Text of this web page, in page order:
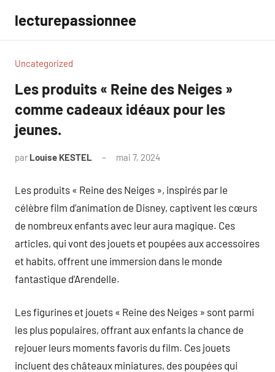
contenu
lecturepassionnee
Uncategorized
Les produits « Reine des Neiges »
comme cadeaux idéaux pour les
jeunes.
par Louise KESTEL mai 7, 2024
Les produits « Reine des Neiges », inspirés par le
célèbre film d’animation de Disney, captivent les cœurs
de nombreux enfants avec leur aura magique. Ces
articles, qui vont des jouets et poupées aux accessoires
et habits, offrent une immersion dans le monde
fantastique d’Arendelle.
Les figurines et jouets « Reine des Neiges » sont parmi
les plus populaires, offrant aux enfants la chance de
rejouer leurs moments favoris du film. Ces jouets
incluent des châteaux miniatures, des poupées qui